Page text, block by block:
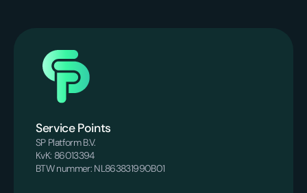
Service Points
SP Platform B.V.
KvK: 86013394
BTW nummer: NL863831990B01